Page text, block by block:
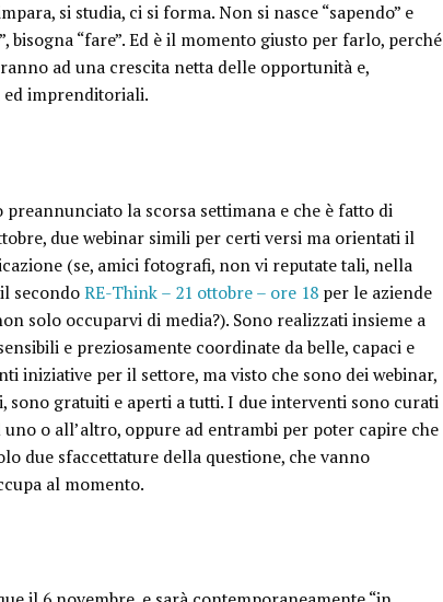
si studia, ci si forma. Non si nasce “sapendo” e
bisogna “fare”. Ed è il momento giusto per farlo, perché
ad una crescita netta delle opportunità e,
imprenditoriali.
la scorsa settimana e che è fatto di
, due webinar simili per certi versi ma orientati il
(se, amici fotografi, non vi reputate tali, nella
secondoRE-Think – 21 ottobre – ore 18 per le aziende
solo occuparvi di media?). Sono realizzati insieme a
e preziosamente coordinate da belle, capaci e
iniziative per il settore, ma visto che sono dei webinar,
sono gratuiti e aperti a tutti. I due interventi sono curati
o all’altro, oppure ad entrambi per poter capire che
due sfaccettature della questione, che vanno
al momento.